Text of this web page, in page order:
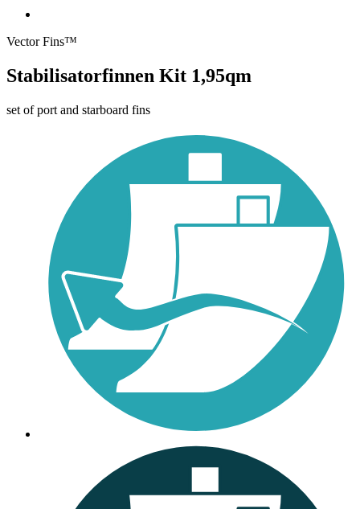
Vector Fins™
Stabilisatorfinnen Kit 1,95qm
set of port and starboard fins